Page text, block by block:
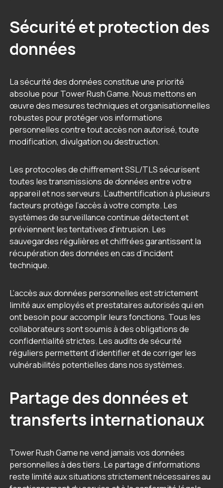
Sécurité et protection des
données
La sécurité des données constitue une priorité
absolue pour Tower Rush Game. Nous mettons en
œuvre des mesures techniques et organisationnelles
robustes pour protéger vos informations
personnelles contre tout accès non autorisé, toute
modification, divulgation ou destruction.
Les protocoles de chiffrement SSL/TLS sécurisent
toutes les transmissions de données entre votre
appareil et nos serveurs. L’authentification à plusieurs
facteurs protège l’accès à votre compte. Les
systèmes de surveillance continue détectent et
préviennent les tentatives d’intrusion. Les
sauvegardes régulières et chiffrées garantissent la
récupération des données en cas d’incident
technique.
L’accès aux données personnelles est strictement
limité aux employés et prestataires autorisés qui en
ont besoin pour accomplir leurs fonctions. Tous les
collaborateurs sont soumis à des obligations de
confidentialité strictes. Les audits de sécurité
réguliers permettent d’identifier et de corriger les
vulnérabilités potentielles dans nos systèmes.
Partage des données et
transferts internationaux
Tower Rush Game ne vend jamais vos données
personnelles à des tiers. Le partage d’informations
reste limité aux situations strictement nécessaires au